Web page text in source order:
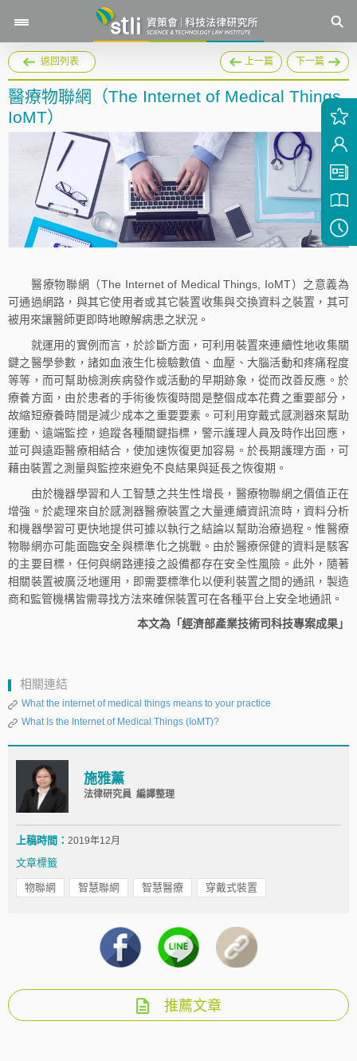
返回列表 上一篇 下一篇
醫療物聯網（The Internet of Medical Things,
IoMT）
醫療物聯網（The Internet of Medical Things, IoMT）之意義為
可通過網路，與其它使用者或其它裝置收集與交換資料之裝置，其可
被用來讓醫師更即時地瞭解病患之狀況。
就運用的實例而言，於診斷方面，可利用裝置來連續性地收集關
鍵之醫學參數，諸如血液生化檢驗數值、血壓、大腦活動和疼痛程度
等等，而可幫助檢測疾病發作或活動的早期跡象，從而改善反應。於
療養方面，由於患者的手術後恢復時間是整個成本花費之重要部分，
故縮短療養時間是減少成本之重要要素。可利用穿戴式感測器來幫助
運動、遠端監控，追蹤各種關鍵指標，警示護理人員及時作出回應，
並可與遠距醫療相結合，使加速恢復更加容易。於長期護理方面，可
藉由裝置之測量與監控來避免不良結果與延長之恢復期。
由於機器學習和人工智慧之共生性增長，醫療物聯網之價值正在
增強。於處理來自於感測器醫療裝置之大量連續資訊流時，資料分析
和機器學習可更快地提供可據以執行之結論以幫助治療過程。惟醫療
物聯網亦可能面臨安全與標準化之挑戰。由於醫療保健的資料是駭客
的主要目標，任何與網路連接之設備都存在安全性風險。此外，隨著
相關裝置被廣泛地運用，即需要標準化以便利裝置之間的通訊，製造
商和監管機構皆需尋找方法來確保裝置可在各種平台上安全地通訊。
本文為「經濟部產業技術司科技專案成果」
相關連結
What the internet of medical things means to your practice
What Is the Internet of Medical Things (IoMT)?
施雅薰
法律研究員 編譯整理
上稿時間： 2019年12月
文章標籤
物聯網 智慧聯網 智慧醫療 穿戴式裝置
推薦文章